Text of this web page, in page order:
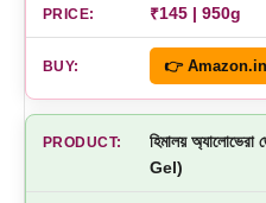
₹145 | 950g
👉 Amazon.in
হিমালয়
Gel)